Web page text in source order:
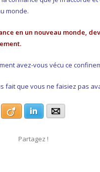
monde.
en un nouveau monde,
avez-vous vécu ce
fait que vous ne faisiez pas
Viadeo LinkedInE-mail
Partagez !